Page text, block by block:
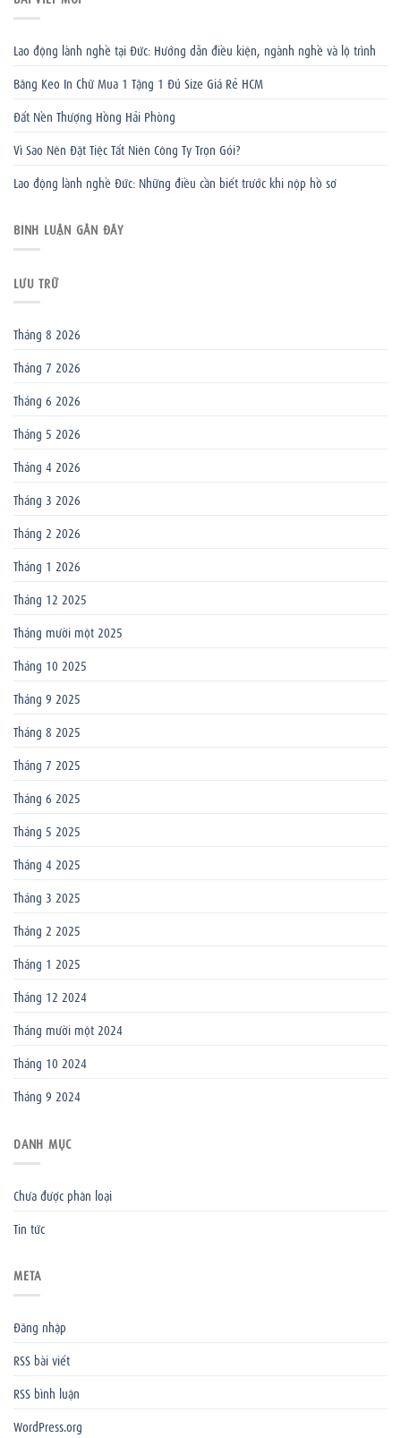
Lao động lành nghề tại Đức: Hướng dẫn điều kiện, ngành nghề và lộ trình
Băng Keo In Chữ Mua 1 Tặng 1 Đủ Size Giá Rẻ HCM
Đất Nền Thượng Hồng Hải Phòng
Vì Sao Nên Đặt Tiệc Tất Niên Công Ty Trọn Gói?
Lao động lành nghề Đức: Những điều cần biết trước khi nộp hồ sơ
BÌNH LUẬN GẦN ĐÂY
LƯU TRỮ
Tháng 8 2026
Tháng 7 2026
Tháng 6 2026
Tháng 5 2026
Tháng 4 2026
Tháng 3 2026
Tháng 2 2026
Tháng 1 2026
Tháng 12 2025
Tháng mười một 2025
Tháng 10 2025
Tháng 9 2025
Tháng 8 2025
Tháng 7 2025
Tháng 6 2025
Tháng 5 2025
Tháng 4 2025
Tháng 3 2025
Tháng 2 2025
Tháng 1 2025
Tháng 12 2024
Tháng mười một 2024
Tháng 10 2024
Tháng 9 2024
DANH MỤC
Chưa được phân loại
Tin tức
META
Đăng nhập
RSS bài viết
RSS bình luận
WordPress.org